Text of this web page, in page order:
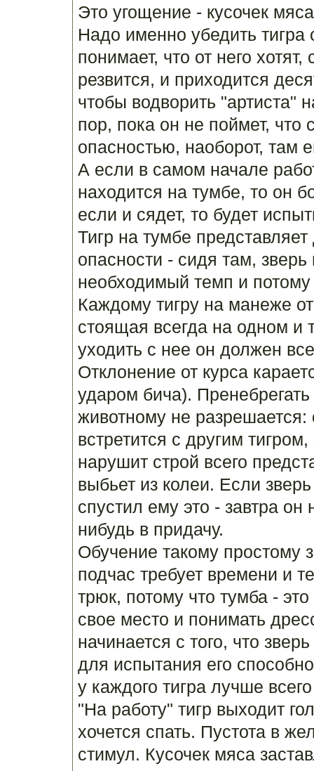
Это угощение - кусочек
Надо именно убедить
понимает, что от него
резвится, и приходится
чтобы водворить "артиста"
пор, пока он не поймет, что
опасностью, наоборот, там
А если в самом начале
находится на тумбе, то он
если и сядет, то будет
Тигр на тумбе
опасности - сидя там,
необходимый темп и потому
Каждому тигру на манеже
стоящая всегда на одном и
уходить с нее он должен
Отклонение от курса
ударом бича).
животному не разрешается:
встретится с другим
нарушит строй всего
выбьет из колеи. Если
спустил ему это - завтра
нибудь в придачу.
Обучение такому простому
подчас требует времени и
трюк, потому что тумба -
свое место и понимать
начинается с того, что
для испытания его
у каждого тигра лучше
"На работу" тигр выходит
хочется спать. Пустота в
стимул. Кусочек мяса